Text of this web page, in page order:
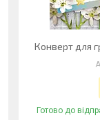
Конверт для
Готово до